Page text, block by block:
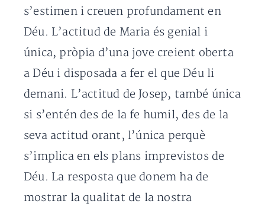
s’estimen i creuen profundament en
Déu. L’actitud de Maria és genial i
única, pròpia d’una jove creient oberta
a Déu i disposada a fer el que Déu li
demani. L’actitud de Josep, també única
si s’entén des de la fe humil, des de la
seva actitud orant, l’única perquè
s’implica en els plans imprevistos de
Déu. La resposta que donem ha de
mostrar la qualitat de la nostra